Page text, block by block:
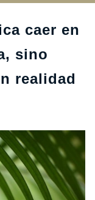
caer en
sino
realidad